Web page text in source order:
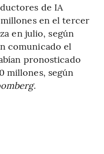
de IA
millones en el tercer
en julio, según
comunicado el
pronosticado
millones, según
.